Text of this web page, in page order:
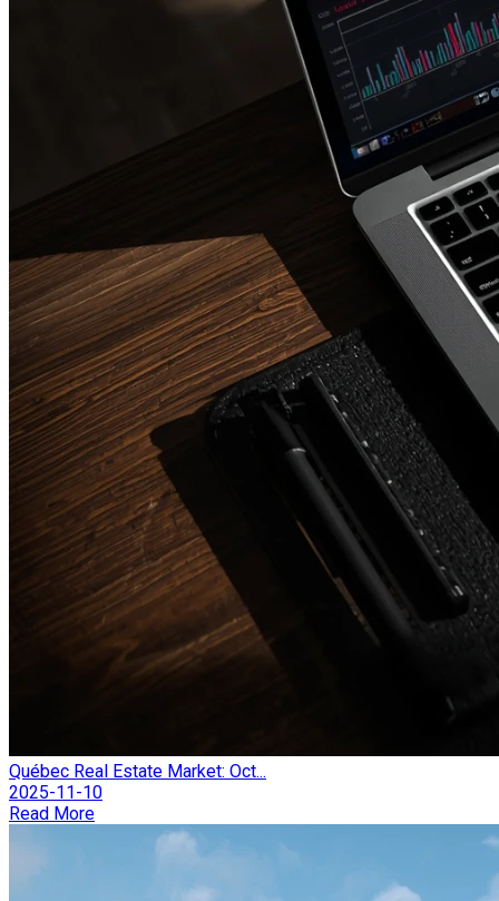
Québec Real Estate Market: Oct...
2025-11-10
Read More